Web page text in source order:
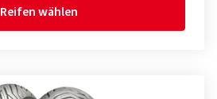
Reifen wählen